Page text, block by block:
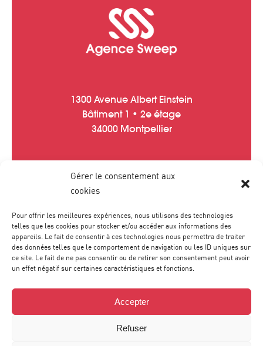
Gérer le consentement aux
cookies
Pour offrir les meilleures expériences, nous utilisons des technologies
telles que les cookies pour stocker et/ou accéder aux informations des
appareils. Le fait de consentir à ces technologies nous permettra de traiter
des données telles que le comportement de navigation ou les ID uniques sur
ce site. Le fait de ne pas consentir ou de retirer son consentement peut avoir
un effet négatif sur certaines caractéristiques et fonctions.
Accepter
Refuser
1300 Avenue Albert Einstein
Bâtiment 1 • 2e étage
34000 Montpellier
Tél :